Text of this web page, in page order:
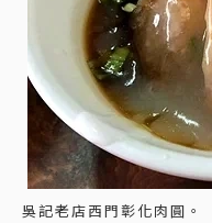
吳記老店西門彰化肉圓。